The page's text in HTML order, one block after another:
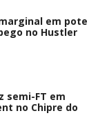
em pote
no Hustler
semi-FT em
no Chipre do